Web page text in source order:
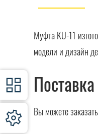
Муфта KU-11
модели и дизайн
Вы можете